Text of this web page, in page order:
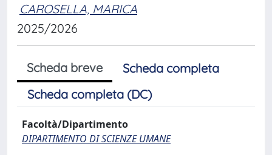
CAROSELLA, MARICA
2025/2026
Scheda breve
Scheda completa
Scheda completa (DC)
Facoltà/Dipartimento
DIPARTIMENTO DI SCIENZE UMANE